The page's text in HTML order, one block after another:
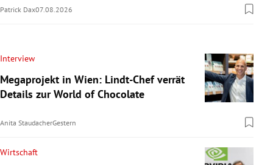
Patrick Dax07.08.2026
Interview
Megaprojekt in Wien: Lindt-Chef verrät
Details zur World of Chocolate
Anita StaudacherGestern
Wirtschaft